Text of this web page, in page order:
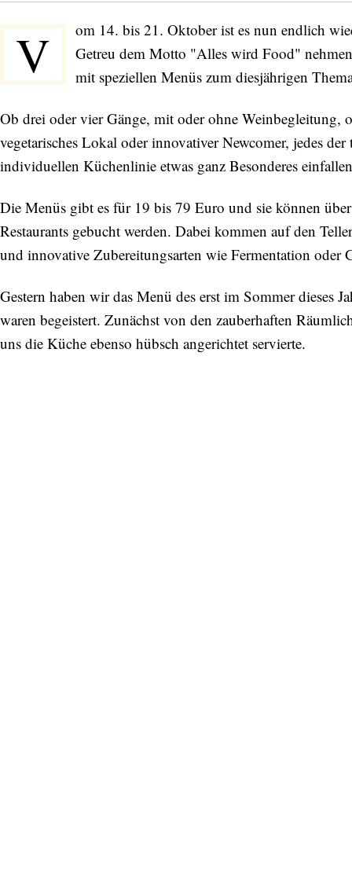
V
om 14. bis 21. Oktober ist es nun endlich
Getreu dem Motto "Alles wird Food"
mit speziellen Menüs zum diesjährigen
Ob drei oder vier Gänge, mit oder ohne Weinbegleitung,
vegetarisches Lokal oder innovativer Newcomer, jedes
individuellen Küchenlinie etwas ganz Besonderes
Die Menüs gibt es für 19 bis 79 Euro und sie können
Restaurants gebucht werden. Dabei kommen auf den
und innovative Zubereitungsarten wie Fermentation oder
Gestern haben wir das Menü des erst im Sommer dieses
waren begeistert. Zunächst von den zauberhaften
uns die Küche ebenso hübsch angerichtet servierte.